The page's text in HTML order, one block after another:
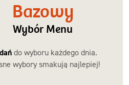
Bazowy
Wybór Menu
do wyboru każdego dnia.
wybory smakują najlepiej!